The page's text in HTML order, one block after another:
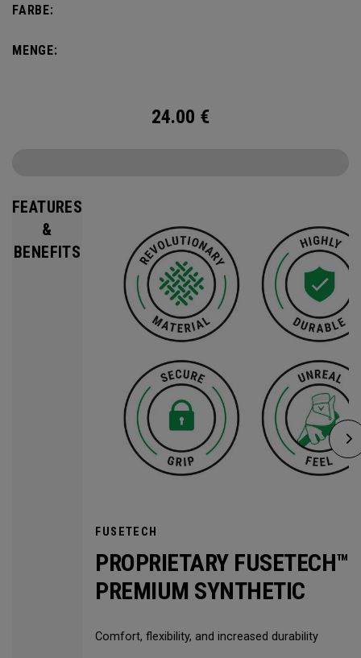
FARBE:
MENGE:
24.00 €
FEATURES
&
BENEFITS
FUSETECH
PROPRIETARY FUSETECH™
PREMIUM SYNTHETIC
Comfort, flexibility, and increased durability